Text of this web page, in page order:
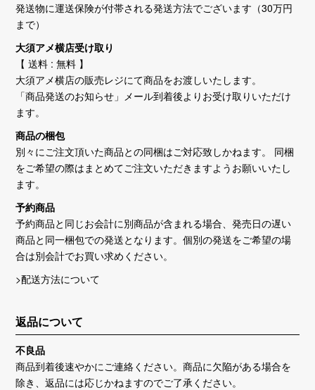
発送物に運送保険が付帯される発送方法でございます（30万円
まで）
大須アメ横店受け取り
【 送料 : 無料 】
大須アメ横店の販売レジにて商品をお渡しいたします。
「商品発送のお知らせ」メール到着後よりお受け取りいただけ
ます。
商品の梱包
別々にご注文頂いた商品との同梱はご対応致しかねます。 同梱
をご希望の際はまとめてご注文いただきますようお願いいたし
ます。
予約商品
予約商品と同じお会計に別商品が含まれる場合、発売日の遅い
商品と同一梱包での発送となります。個別の発送をご希望の場
合は別会計でお買い求めください。
>配送方法について
返品について
不良品
商品到着後速やかにご連絡ください。商品に欠陥がある場合を
除き、返品には応じかねますのでご了承ください。